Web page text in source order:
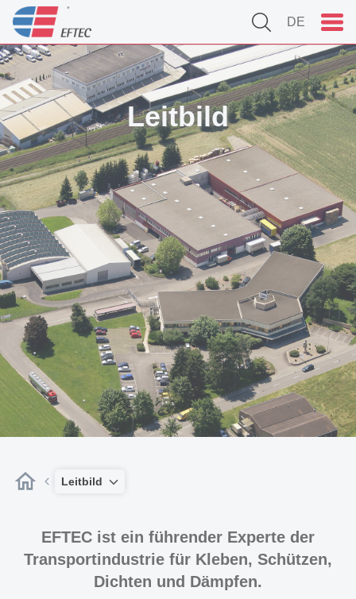
DE
Leitbild
Leitbild
EFTEC ist ein führender Experte der
Transportindustrie für Kleben, Schützen,
Dichten und Dämpfen.